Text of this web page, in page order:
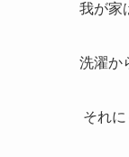
我が家
洗濯か
それに